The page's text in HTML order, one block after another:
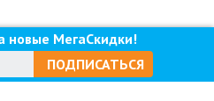
новые МегаСкидки!
ПОДПИСАТЬСЯ